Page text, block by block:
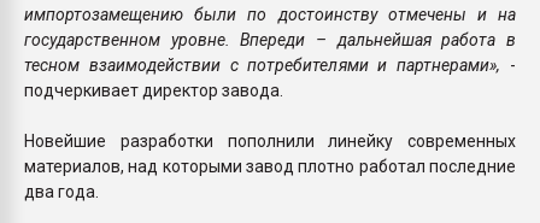
импортозамещению были по достоинству отмечены и на
государственном уровне. Впереди – дальнейшая работа в
тесном взаимодействии с потребителями и партнерами», -
подчеркивает директор завода.
Новейшие разработки пополнили линейку современных
материалов, над которыми завод плотно работал последние
два года.